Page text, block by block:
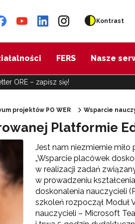
Kontrast
FERS Nasze
ORE – zapisz się!
trenerów"
zawodowe"
projektów PO WER Wsparcie
Platformie
Jest nam niezmiernie
„Wsparcie placówek
w realizacji zadań
w prowadzeniu
doskonalenia nauczycieli
szkoleń rozpoczął
nauczycieli – Microsoft